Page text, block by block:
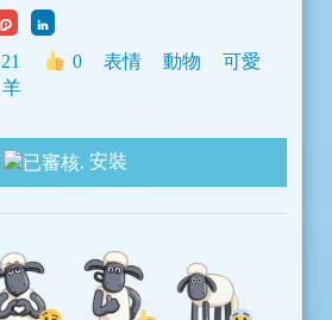
21 0 表情 動物
可愛
羊
安裝